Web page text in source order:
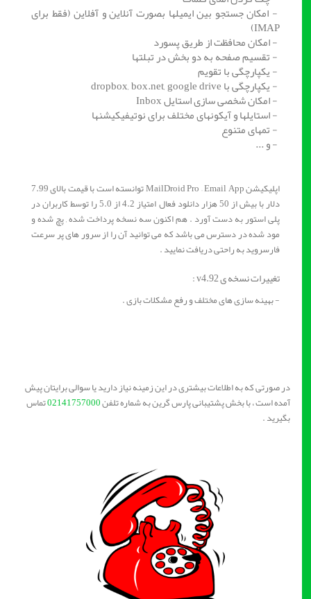
- امکان جستجو بین ایمیلها بصورت آنلاین و آفلاین (فقط برای
IMAP)
- امکان محافظت از طریق پسورد
- تقسیم صفحه به دو بخش در تبلتها
- یکپارچگی با تقویم
- یکپارچگی با dropbox, box.net, google drive
- امکان شخصی سازی استایل Inbox
- استایلها و آیکونهای مختلف برای نوتیفیکیشنها
- تمهای متنوع
- و ...
اپلیکیشن MailDroid Pro – Email App توانسته است با قیمت بالای 7.99
دلار با بیش از 50 هزار دانلود فعال امتیاز 4.2 از 5.0 را توسط کاربران در
پلی استور به دست آورد . هم اکنون سه نسخه پرداخت شده , پچ شده و
مود شده در دسترس می باشد که می توانید آن را از سرور های پر سرعت
فارسروید به راحتی دریافت نمایید .
تغییرات نسخه ی v4.92 :
- بهینه سازی های مختلف و رفع مشکلات بازی .
در صورتی که به اطلاعات بیشتری در این زمینه نیاز دارید یا سوالی برایتان پیش
آمده است ، با بخش پشتیبانی پارس گرین به شماره تلفن02141757000تماس
بگیرید .